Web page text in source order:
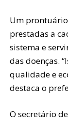
Um
prestadas a
sistema e
das doenças.
qualidade e
destaca o
O secretário